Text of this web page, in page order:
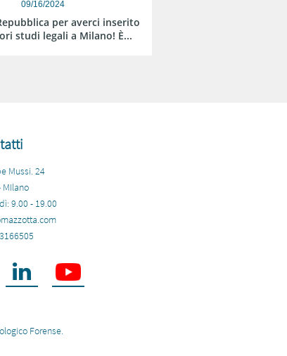
per averci inserito
studi legali a Milano! È...
09/16/2024
Mussi. 24
MIlano
9.00 - 19.00​

Forense.